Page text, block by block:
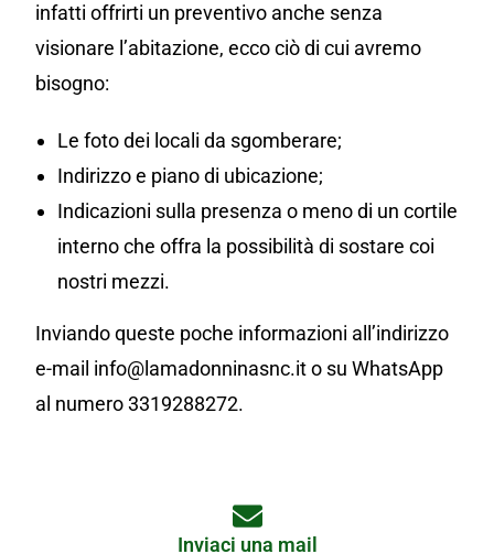
infatti offrirti un preventivo anche senza
visionare l’abitazione, ecco ciò di cui avremo
bisogno:
Le foto dei locali da sgomberare;
Indirizzo e piano di ubicazione;
Indicazioni sulla presenza o meno di un cortile
interno che offra la possibilità di sostare coi
nostri mezzi.
Inviando queste poche informazioni all’indirizzo
e-mail info@lamadonninasnc.it o su WhatsApp
al numero 3319288272.
Inviaci una mail